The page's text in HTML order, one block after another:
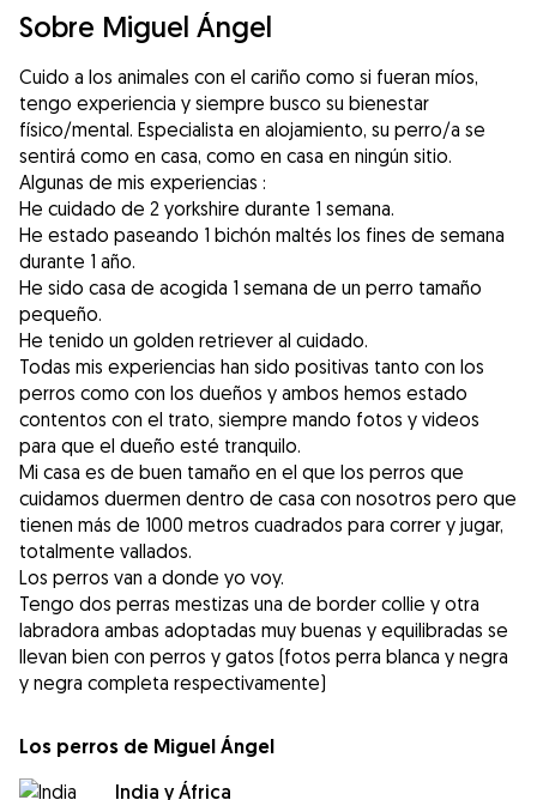
Sobre Miguel Ángel
Cuido a los animales con el cariño como si fueran míos,
tengo experiencia y siempre busco su bienestar
físico/mental. Especialista en alojamiento, su perro/a se
sentirá como en casa, como en casa en ningún sitio.
Algunas de mis experiencias :
He cuidado de 2 yorkshire durante 1 semana.
He estado paseando 1 bichón maltés los fines de semana
durante 1 año.
He sido casa de acogida 1 semana de un perro tamaño
pequeño.
He tenido un golden retriever al cuidado.
Todas mis experiencias han sido positivas tanto con los
perros como con los dueños y ambos hemos estado
contentos con el trato, siempre mando fotos y videos
para que el dueño esté tranquilo.
Mi casa es de buen tamaño en el que los perros que
cuidamos duermen dentro de casa con nosotros pero que
tienen más de 1000 metros cuadrados para correr y jugar,
totalmente vallados.
Los perros van a donde yo voy.
Tengo dos perras mestizas una de border collie y otra
labradora ambas adoptadas muy buenas y equilibradas se
llevan bien con perros y gatos (fotos perra blanca y negra
y negra completa respectivamente)
Los perros de Miguel Ángel
India y África